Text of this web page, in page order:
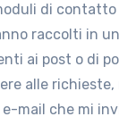
di
raccolti in
ai post o di
alle
e-mail che mi